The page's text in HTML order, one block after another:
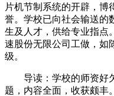
片机节制系统的开辟，博
誉。学校已向社会输送的
生及人才，供给专业指点
速股份无限公司工做，如
级。
导读：学校的师资好欠
题，内容全面，收获颇丰